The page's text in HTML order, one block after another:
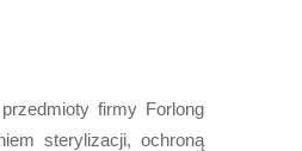
firmy Forlong
sterylizacji, ochroną